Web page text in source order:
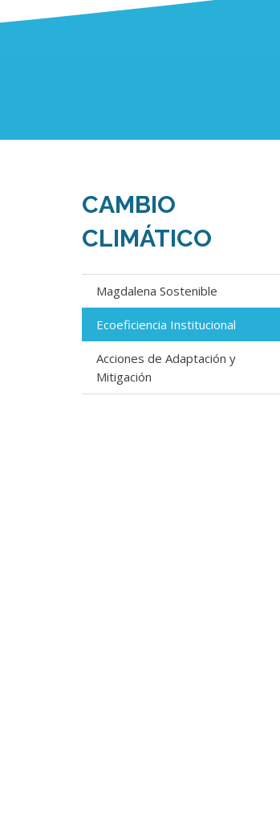
CAMBIO
CLIMÁTICO
Magdalena Sostenible
Ecoeficiencia Institucional
Acciones de Adaptación y
Mitigación